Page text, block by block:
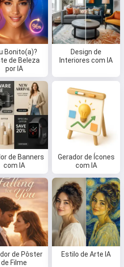
Bonito(a)?
de Beleza
por IA
Design de
Interiores com IA
de Banners
com IA
Gerador de Ícones
com IA
de Pôster
de Filme
Estilo de Arte IA